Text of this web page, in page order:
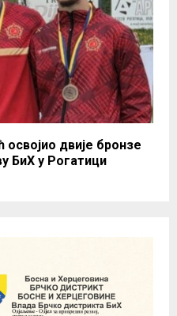
двије бронзе
БиХ у Рогатици